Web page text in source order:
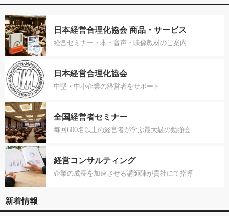
日本経営合理化協会 商品・サービス
経営セミナー・本・音声・映像教材のご案内
日本経営合理化協会
中堅・中小企業の経営者をサポート
全国経営者セミナー
毎回600名以上の経営者が学ぶ最大級の勉強会
経営コンサルティング
企業の成長を加速させる講師陣が貴社にて指導
新着情報